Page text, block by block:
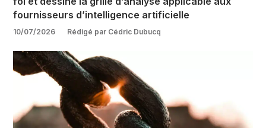
fournisseurs d’intelligence artificielle
10/07/2026 Rédigé par Cédric Dubucq